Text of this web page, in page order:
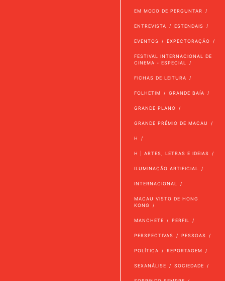
EM MODO DE PERGUNTAR
ENTREVISTA ESTENDAIS
EVENTOS EXPECTORAÇÃO
FESTIVAL INTERNACIONAL DE
CINEMA - ESPECIAL
FICHAS DE LEITURA
FOLHETIM GRANDE BAÍA
GRANDE PLANO
GRANDE PRÉMIO DE MACAU
H
H | ARTES, LETRAS E IDEIAS
ILUMINAÇÃO ARTIFICIAL
INTERNACIONAL
MACAU VISTO DE HONG
KONG
MANCHETE PERFIL
PERSPECTIVAS PESSOAS
POLÍTICA REPORTAGEM
SEXANÁLISE SOCIEDADE